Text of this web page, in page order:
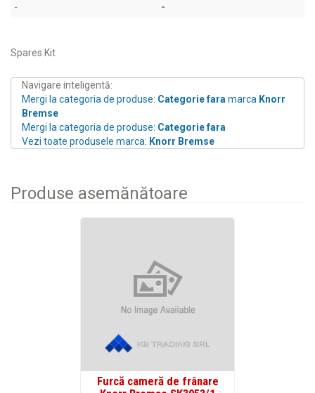
- -
Spares Kit
Navigare inteligentă:
Mergi la categoria de produse: Categorie fara marca Knorr
Bremse
Mergi la categoria de produse: Categorie fara
Vezi toate produsele marca: Knorr Bremse
Produse asemănătoare
Furcă cameră de frânare